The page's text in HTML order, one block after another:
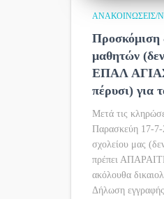
ΑΝΑΚΟΙΝΏΣΕΙΣ/
Προσκόμιση
μαθητών
ΕΠΑΛ
πέρυσι) για
Μετά τις
Παρασκεύη 17-7-
σχολείου μας
πρέπει
ακόλουθα
Δήλωση